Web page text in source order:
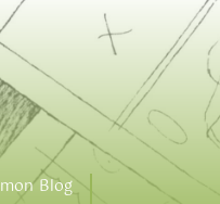
mon Blog